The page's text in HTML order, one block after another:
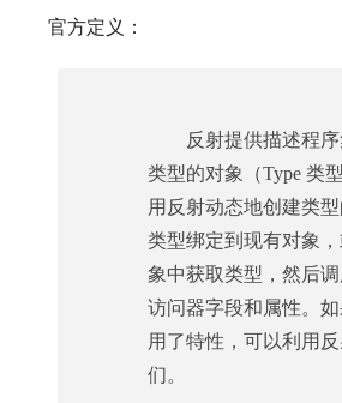
官方定义：
反射提供描述程
类型的对象（Type 类
用反射动态地创建类
类型绑定到现有对象
象中获取类型，然后
访问器字段和属性。
用了特性，可以利用
们。